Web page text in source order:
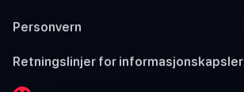
Personvern
Retningslinjer for informasjonskapsler